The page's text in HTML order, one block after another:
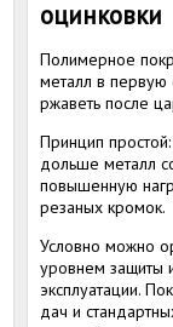
оцинковки
Полимерное
металл в первую
ржаветь после
Принцип
дольше металл
повышенную
резаных кромок.
Условно можно
уровнем защиты
эксплуатации.
дач и